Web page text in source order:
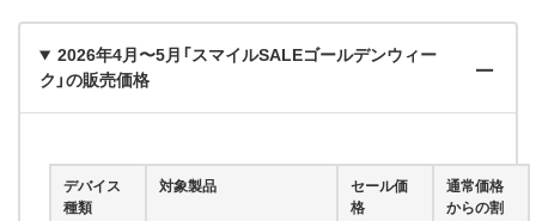
2026年4月〜5月「スマイルSALEゴールデンウィー
ク」の販売価格
デバイス
種類
対象製品
セール価
格
通常価格
からの割